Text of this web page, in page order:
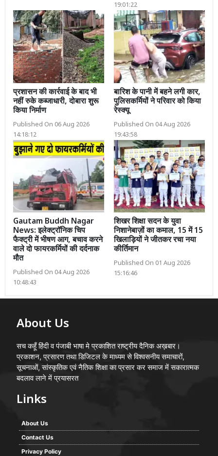
19:01:22
प्रशासन की कार्रवाई के बाद भी
नहीं रुके कब्जाधारी, दोबारा शुरू
किया निर्माण
Published On 06 Aug 2026
14:18:12
बारिश के पानी में बहने लगी कार,
पुलिसकर्मियों ने परिवार को किया
रेस्क्यू
Published On 04 Aug 2026
19:43:58
Gautam Buddh Nagar
News: इलेक्ट्रॉनिक चिप
फैक्ट्री में भीषण आग, बचाव करने
वाले दो फायरकर्मियों की दर्दनाक
मौत
Published On 04 Aug 2026
10:48:43
शिखर शिक्षा सदन के युवा
निशानेबाज़ों का कमाल, 15 में 15
खिलाड़ियों ने जीतकर रचा नया
कीर्तिमान
Published On 01 Aug 2026
15:16:46
About Us
सच कहूँ हिंदी व पंजाबी भाषा मे प्रकाशित राष्ट्रीय दैनिक अख़बार।
प्रकाशन, प्रसारण तथा डिजिटल के माध्यम से विश्वसनीय समाचारों,
सूचनाओं, सांस्कृतिक एवं नैतिक शिक्षा का प्रसार कर समाज में सकारात्मक
बदलाव लाने में प्रयासरत
Links
About Us
Contact Us
Privacy Policy